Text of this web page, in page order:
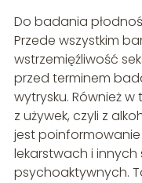
Do badania
Przede wszystkim
wstrzemięźliwość
przed terminem
wytrysku. Również
z używek, czyli z
jest
lekarstwach i
psychoaktywnych.